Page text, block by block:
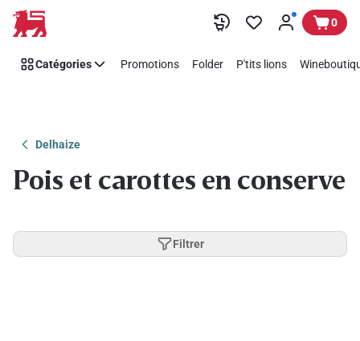
Passer 0
Catégories Promotions Folder P'tits lions
Delhaize
Pois et carottes en conserve
Filtrer